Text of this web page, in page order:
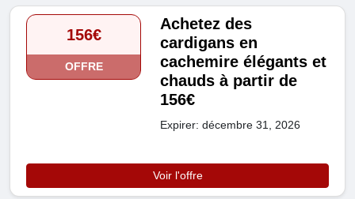
156€
OFFRE
Achetez des
cardigans en
cachemire élégants et
chauds à partir de
156€
Expirer: décembre 31, 2026
Voir l'offre